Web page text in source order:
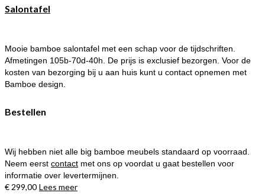
kan
gekozen
worden
Salontafel
Mooie bamboe salontafel met een schap voor de tijdschriften.
Afmetingen 105b-70d-40h. De prijs is exclusief bezorgen. Voor de
kosten van bezorging bij u aan huis kunt u contact opnemen met
Bamboe design.
Bestellen
Wij hebben niet alle big bamboe meubels standaard op voorraad.
Neem eerst contact met ons op voordat u gaat bestellen voor
informatie over levertermijnen.
€ 299,00 Lees meer